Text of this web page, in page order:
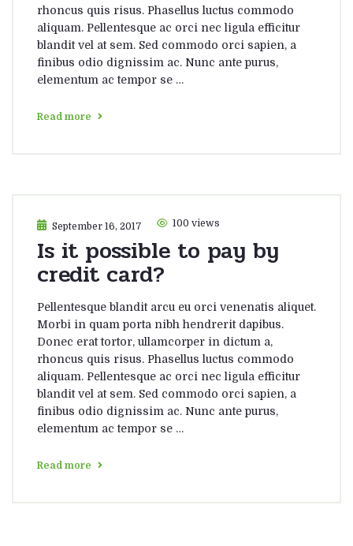
rhoncus quis risus. Phasellus luctus commodo
aliquam. Pellentesque ac orci nec ligula efficitur
blandit vel at sem. Sed commodo orci sapien, a
finibus odio dignissim ac. Nunc ante purus,
elementum ac tempor se …
Read more
September 16, 2017 100 views
Is it possible to pay by
credit card?
Pellentesque blandit arcu eu orci venenatis aliquet.
Morbi in quam porta nibh hendrerit dapibus.
Donec erat tortor, ullamcorper in dictum a,
rhoncus quis risus. Phasellus luctus commodo
aliquam. Pellentesque ac orci nec ligula efficitur
blandit vel at sem. Sed commodo orci sapien, a
finibus odio dignissim ac. Nunc ante purus,
elementum ac tempor se …
Read more